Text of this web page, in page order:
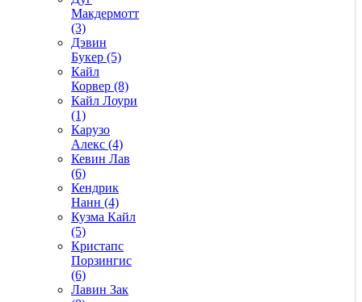
Макдермотт
(3)
Дэвин
Букер (5)
Кайл
Корвер (8)
Кайл Лоури
(1)
Карузо
Алекс (4)
Кевин Лав
(6)
Кендрик
Нанн (4)
Кузма Кайл
(5)
Кристапс
Порзингис
(6)
Лавин Зак